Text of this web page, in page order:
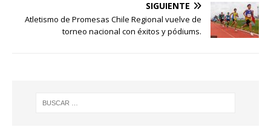
SIGUIENTE
Atletismo de Promesas Chile Regional vuelve de
torneo nacional con éxitos y pódiums.